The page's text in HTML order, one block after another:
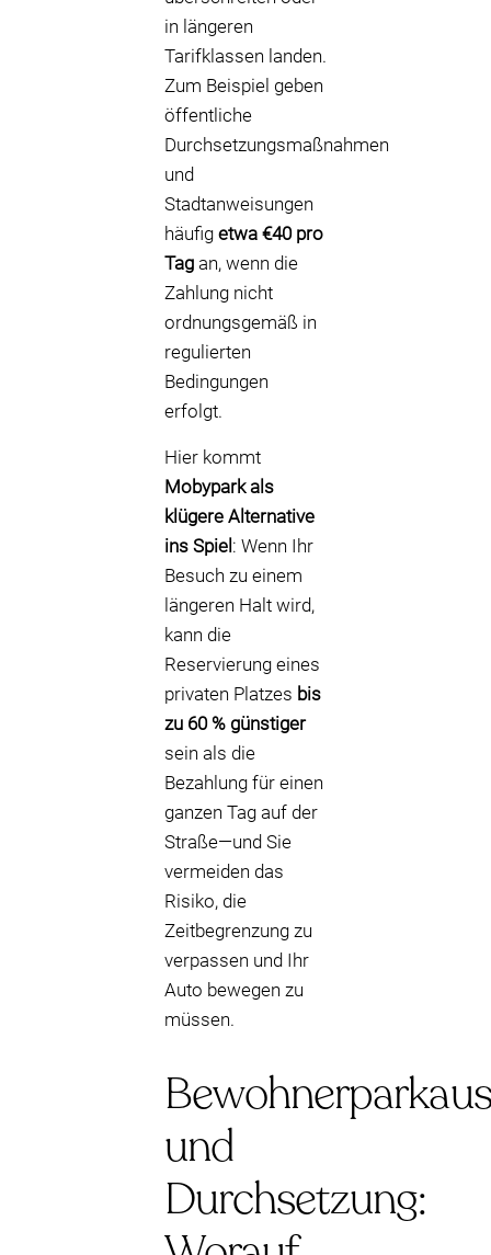
in längeren
Tarifklassen landen.
Zum Beispiel geben
öffentliche
Durchsetzungsmaßnahmen
und
Stadtanweisungen
häufig etwa €40 pro
Tag an, wenn die
Zahlung nicht
ordnungsgemäß in
regulierten
Bedingungen
erfolgt.
Hier kommt
Mobypark als
klügere Alternative
ins Spiel : Wenn Ihr
Besuch zu einem
längeren Halt wird,
kann die
Reservierung eines
privaten Platzes bis
zu 60 % günstiger
sein als die
Bezahlung für einen
ganzen Tag auf der
Straße—und Sie
vermeiden das
Risiko, die
Zeitbegrenzung zu
verpassen und Ihr
Auto bewegen zu
müssen.
und
Durchsetzung: